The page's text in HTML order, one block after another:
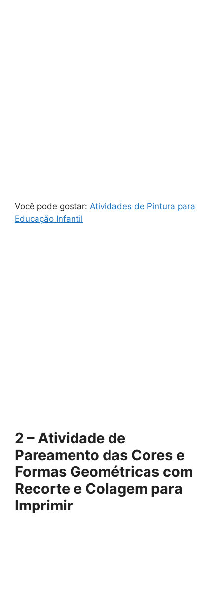
Você pode gostar: Atividades de Pintura para
Educação Infantil
2 – Atividade de
Pareamento das Cores e
Formas Geométricas com
Recorte e Colagem para
Imprimir